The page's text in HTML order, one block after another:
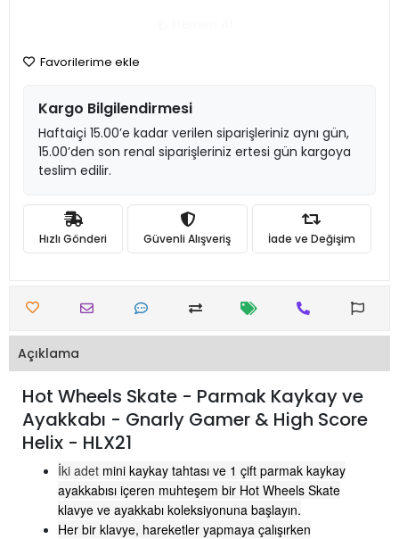
Favorilerime ekle
Kargo Bilgilendirmesi
Haftaiçi 15.00’e kadar verilen siparişleriniz aynı gün,
15.00’den son renal siparişleriniz ertesi gün kargoya
teslim edilir.
Hızlı Gönderi Güvenli Alışveriş İade ve Değişim
Açıklama
Hot Wheels Skate - Parmak Kaykay ve
Ayakkabı - Gnarly Gamer & High Score
Helix - HLX21
İki adet mini kaykay tahtası ve 1 çift parmak kaykay
ayakkabısı içeren muhteşem bir Hot Wheels Skate
klavye ve ayakkabı koleksiyonuna başlayın.
Her bir klavye, hareketler yapmaya çalışırken